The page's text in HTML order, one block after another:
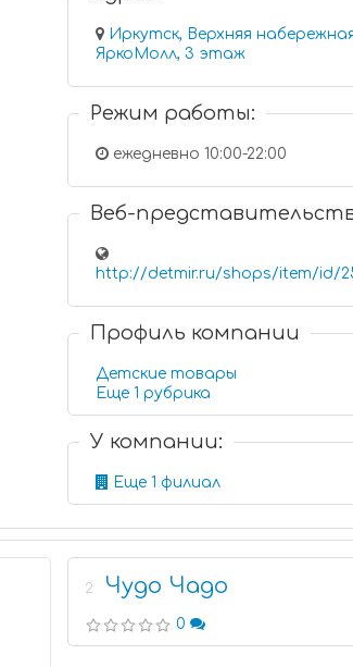
Иркутск, Верхняя
ЯркоМолл, 3 этаж
Режим работы:
ежедневно 10:00-22:00
Веб-
http://detmir.ru/shops/item/id/
Профиль компании
Детские товары
Еще 1 рубрика
У компании:
Еще 1 филиал
2 Чудо Чадо
0